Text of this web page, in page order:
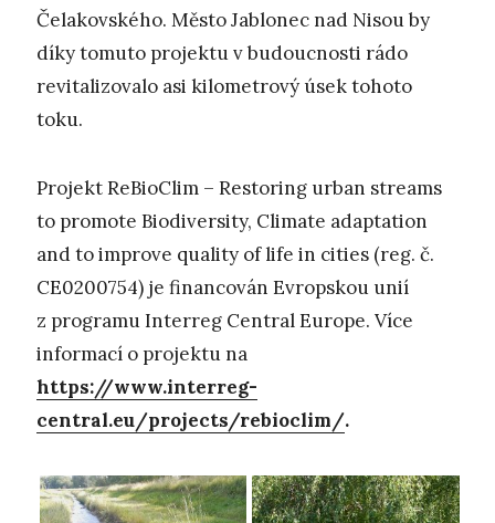
Čelakovského. Město Jablonec nad Nisou by
díky tomuto projektu v budoucnosti rádo
revitalizovalo asi kilometrový úsek tohoto
toku.
Projekt ReBioClim – Restoring urban streams
to promote Biodiversity, Climate adaptation
and to improve quality of life in cities (reg. č.
CE0200754) je financován Evropskou unií
z programu Interreg Central Europe. Více
informací o projektu na
https://www.interreg-
central.eu/projects/rebioclim/.